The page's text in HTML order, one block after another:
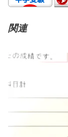
関連